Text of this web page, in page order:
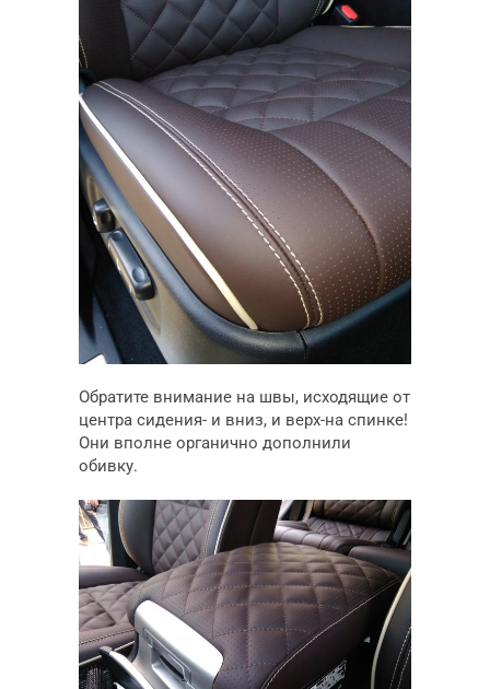
Обратите внимание на швы, исходящие от
центра сидения- и вниз, и верх-на спинке!
Они вполне органично дополнили
обивку.